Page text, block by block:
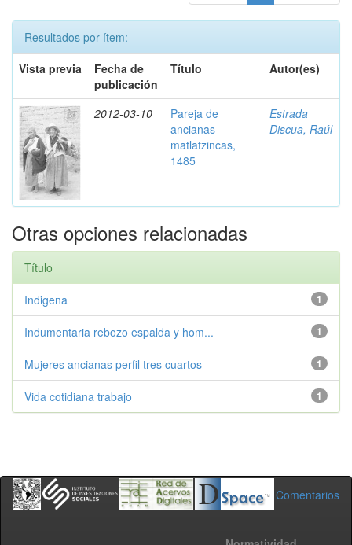
Resultados por ítem:
Vista previa
Fecha de
publicación
Título Autor(es)
2012-03-10
Pareja de
ancianas
matlatzincas,
1485
Estrada
Discua, Raúl
Otras opciones relacionadas
Título
1
Indigena
1
Indumentaria rebozo espalda y hom...
1
Mujeres ancianas perfil tres cuartos
1
Vida cotidiana trabajo
Comentarios